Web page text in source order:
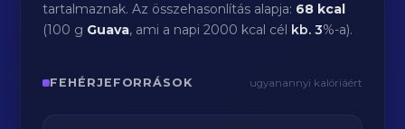
tartalmaznak. Az összehasonlítás alapja: 68 kcal
(100 g Guava, ami a napi 2000 kcal cél kb.3%-a).
FEHÉRJEFORRÁSOK ugyanannyi kalóriáért